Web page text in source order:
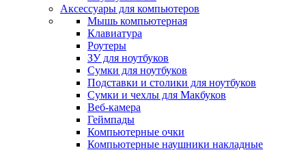
Аксессуары для компьютеров
Мышь компьютерная
Клавиатура
Роутеры
ЗУ для ноутбуков
Сумки для ноутбуков
Подставки и столики для ноутбуков
Сумки и чехлы для Макбуков
Веб-камера
Геймпады
Компьютерные очки
Компьютерные наушники накладные